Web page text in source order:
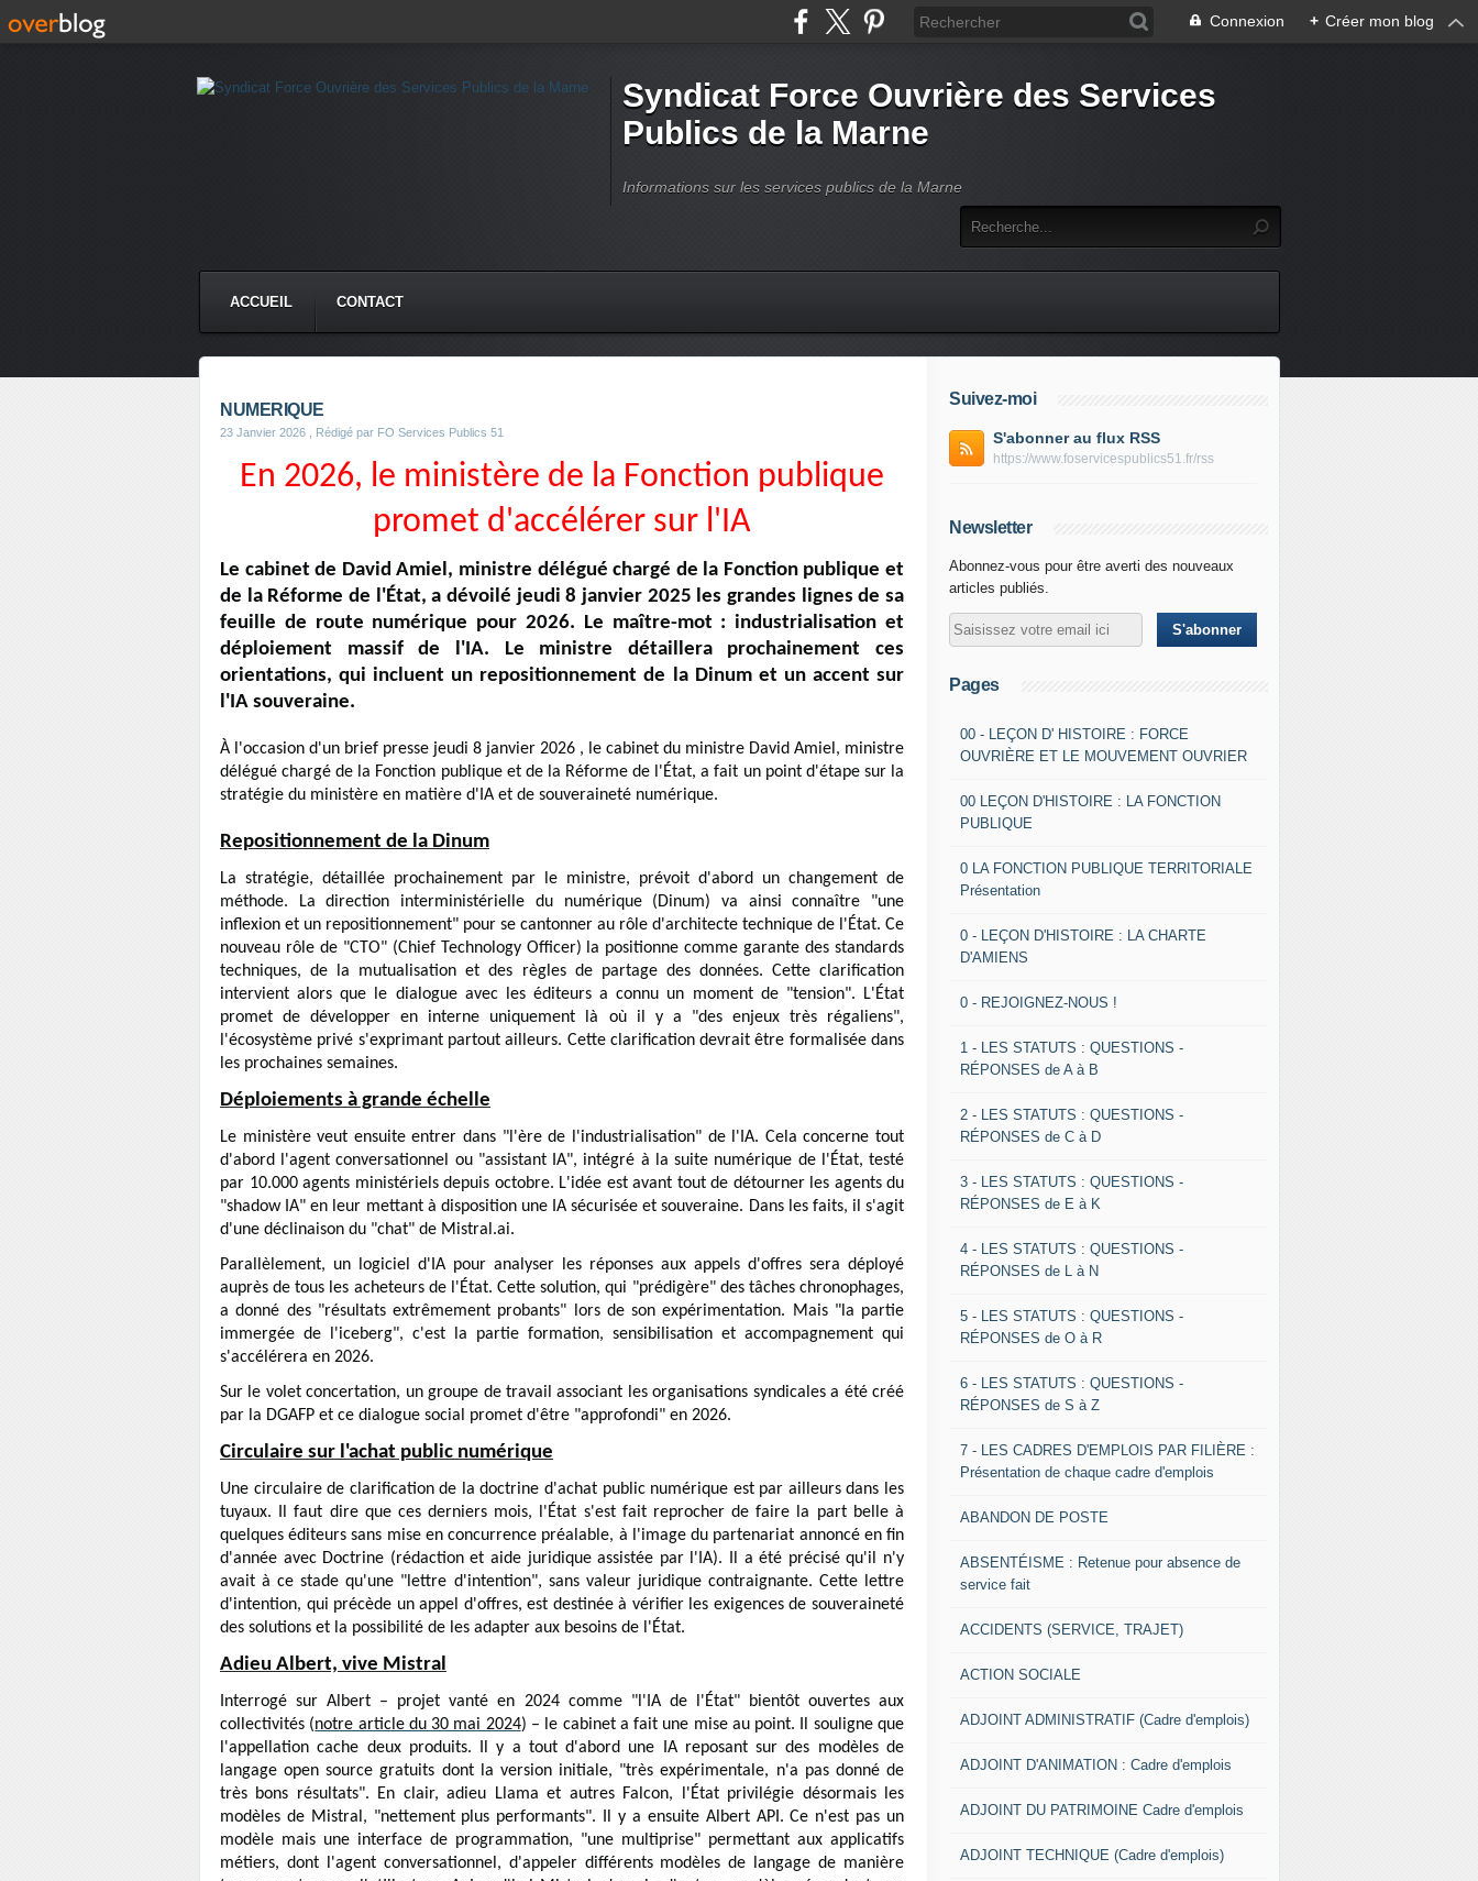
Connexion + Créer mon blog
Syndicat Force Ouvrière des Services
Publics de la Marne
Informations sur les services publics de la Marne
ACCUEIL CONTACT
NUMERIQUE
23 Janvier 2026 , Rédigé par FO Services Publics 51
En 2026, le ministère de la Fonction publique
promet d'accélérer sur l'IA
Le cabinet de David Amiel, ministre délégué chargé de la Fonction publique et
de la Réforme de l'État, a dévoilé jeudi 8 janvier 2025 les grandes lignes de sa
feuille de route numérique pour 2026. Le maître-mot : industrialisation et
déploiement massif de l'IA. Le ministre détaillera prochainement ces
orientations, qui incluent un repositionnement de la Dinum et un accent sur
l'IA souveraine.
À l'occasion d'un brief presse jeudi 8 janvier 2026 , le cabinet du ministre David Amiel, ministre
délégué chargé de la Fonction publique et de la Réforme de l'État, a fait un point d'étape sur la
stratégie du ministère en matière d'IA et de souveraineté numérique.
Repositionnement de la Dinum
La stratégie, détaillée prochainement par le ministre, prévoit d'abord un changement de
méthode. La direction interministérielle du numérique (Dinum) va ainsi connaître "une
inflexion et un repositionnement" pour se cantonner au rôle d'architecte technique de l'État. Ce
nouveau rôle de "CTO" (Chief Technology Officer) la positionne comme garante des standards
techniques, de la mutualisation et des règles de partage des données. Cette clarification
intervient alors que le dialogue avec les éditeurs a connu un moment de "tension". L'État
promet de développer en interne uniquement là où il y a "des enjeux très régaliens",
l'écosystème privé s'exprimant partout ailleurs. Cette clarification devrait être formalisée dans
les prochaines semaines.
Déploiements à grande échelle
Le ministère veut ensuite entrer dans "l'ère de l'industrialisation" de l'IA. Cela concerne tout
d'abord l'agent conversationnel ou "assistant IA", intégré à la suite numérique de l'État, testé
par 10.000 agents ministériels depuis octobre. L'idée est avant tout de détourner les agents du
"shadow IA" en leur mettant à disposition une IA sécurisée et souveraine. Dans les faits, il s'agit
d'une déclinaison du "chat" de Mistral.ai.
Parallèlement, un logiciel d'IA pour analyser les réponses aux appels d'offres sera déployé
auprès de tous les acheteurs de l'État. Cette solution, qui "prédigère" des tâches chronophages,
a donné des "résultats extrêmement probants" lors de son expérimentation. Mais "la partie
immergée de l'iceberg", c'est la partie formation, sensibilisation et accompagnement qui
s'accélérera en 2026.
Sur le volet concertation, un groupe de travail associant les organisations syndicales a été créé
par la DGAFP et ce dialogue social promet d'être "approfondi" en 2026.
Circulaire sur l'achat public numérique
Une circulaire de clarification de la doctrine d'achat public numérique est par ailleurs dans les
tuyaux. Il faut dire que ces derniers mois, l'État s'est fait reprocher de faire la part belle à
quelques éditeurs sans mise en concurrence préalable, à l'image du partenariat annoncé en fin
d'année avec Doctrine (rédaction et aide juridique assistée par l'IA). Il a été précisé qu'il n'y
avait à ce stade qu'une "lettre d'intention", sans valeur juridique contraignante. Cette lettre
d'intention, qui précède un appel d'offres, est destinée à vérifier les exigences de souveraineté
des solutions et la possibilité de les adapter aux besoins de l'État.
Adieu Albert, vive Mistral
Interrogé sur Albert – projet vanté en 2024 comme "l'IA de l'État" bientôt ouvertes aux
collectivités (notre article du 30 mai 2024) – le cabinet a fait une mise au point. Il souligne que
l'appellation cache deux produits. Il y a tout d'abord une IA reposant sur des modèles de
langage open source gratuits dont la version initiale, "très expérimentale, n'a pas donné de
très bons résultats". En clair, adieu Llama et autres Falcon, l'État privilégie désormais les
modèles de Mistral, "nettement plus performants". Il y a ensuite Albert API. Ce n'est pas un
modèle mais une interface de programmation, "une multiprise" permettant aux applicatifs
métiers, dont l'agent conversationnel, d'appeler différents modèles de langage de manière
Suivez-moi
S'abonner au flux RSS
https://www.foservicespublics51.fr/rss
Newsletter
Abonnez-vous pour être averti des nouveaux
articles publiés.
Pages
00 - LEÇON D' HISTOIRE : FORCE
OUVRIÈRE ET LE MOUVEMENT OUVRIER
00 LEÇON D'HISTOIRE : LA FONCTION
PUBLIQUE
0 LA FONCTION PUBLIQUE TERRITORIALE
Présentation
0 - LEÇON D'HISTOIRE : LA CHARTE
D'AMIENS
0 - REJOIGNEZ-NOUS !
1 - LES STATUTS : QUESTIONS -
RÉPONSES de A à B
2 - LES STATUTS : QUESTIONS -
RÉPONSES de C à D
3 - LES STATUTS : QUESTIONS -
RÉPONSES de E à K
4 - LES STATUTS : QUESTIONS -
RÉPONSES de L à N
5 - LES STATUTS : QUESTIONS -
RÉPONSES de O à R
6 - LES STATUTS : QUESTIONS -
RÉPONSES de S à Z
7 - LES CADRES D'EMPLOIS PAR FILIÈRE :
Présentation de chaque cadre d'emplois
ABANDON DE POSTE
ABSENTÉISME : Retenue pour absence de
service fait
ACCIDENTS (SERVICE, TRAJET)
ACTION SOCIALE
ADJOINT ADMINISTRATIF (Cadre d'emplois)
ADJOINT D'ANIMATION : Cadre d'emplois
ADJOINT DU PATRIMOINE Cadre d'emplois
ADJOINT TECHNIQUE (Cadre d'emplois)